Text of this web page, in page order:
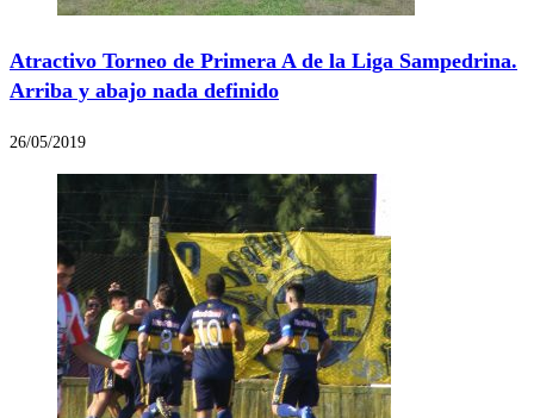
Atractivo Torneo de Primera A de la Liga Sampedrina.
Arriba y abajo nada definido
26/05/2019